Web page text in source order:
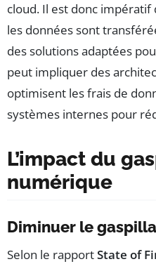
cloud. Il est donc
les données sont
des solutions adaptées
peut impliquer des
optimisent les frais de
systèmes internes pour
L’impact du
numérique
Diminuer le
Selon le rapportState of